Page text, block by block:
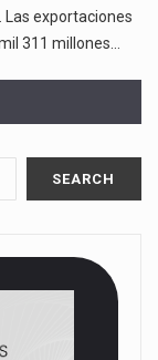
Las exportaciones
311 millones…